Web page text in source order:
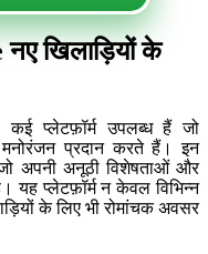
खिलाड़ियों के
प्लेटफ़ॉर्म उपलब्ध हैं जो
प्रदान करते हैं। इन
अपनी अनूठी विशेषताओं और
यह प्लेटफ़ॉर्म न केवल विभिन्न
के लिए भी रोमांचक अवसर